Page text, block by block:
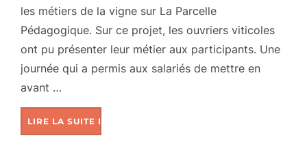
les métiers de la vigne sur La Parcelle
Pédagogique. Sur ce projet, les ouvriers viticoles
ont pu présenter leur métier aux participants. Une
journée qui a permis aux salariés de mettre en
avant …
LIRE LA SUITE DE